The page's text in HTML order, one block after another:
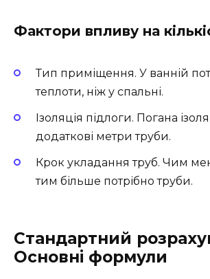
Фактори впливу на
Тип приміщення. У ванній
теплоти, ніж у спальні.
Ізоляція підлоги. Погана
додаткові метри труби.
Крок укладання труб. Чим
тим більше потрібно труби.
Стандартний
Основні формули